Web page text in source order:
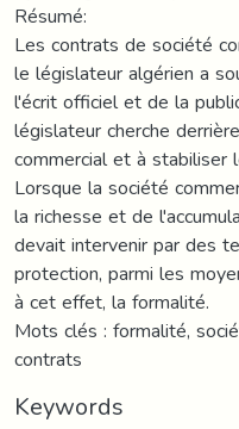
Résumé:
Les contrats de société
le législateur algérien a
l'écrit officiel et de la
législateur cherche
commercial et à stabiliser
Lorsque la société
la richesse et de
devait intervenir par des
protection, parmi les
à cet effet, la formalité.
Mots clés : formalité,
contrats
Keywords